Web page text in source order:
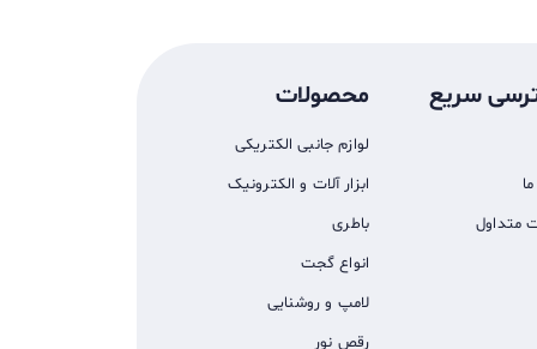
سریع
متداول
محصولات
لوازم جانبی الکتریکی
ابزار آلات و الکترونیک
باطری
انواع گجت
لامپ و روشنایی
رقص نور